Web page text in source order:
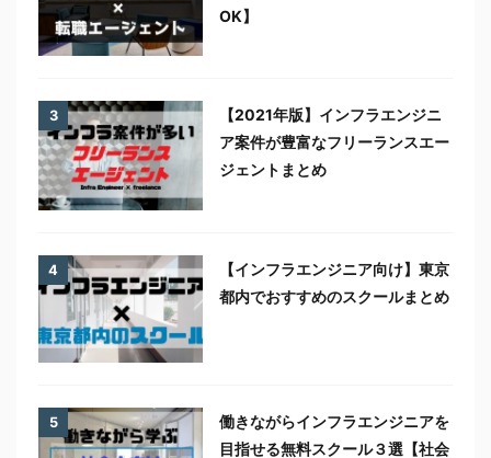
OK】
3
【2021年版】インフラエンジニ
ア案件が豊富なフリーランスエー
ジェントまとめ
4
【インフラエンジニア向け】東京
都内でおすすめのスクールまとめ
5
働きながらインフラエンジニアを
目指せる無料スクール３選【社会